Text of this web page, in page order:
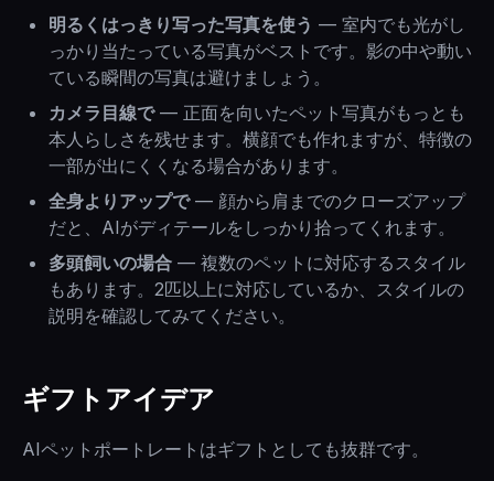
明るくはっきり写った写真を使う — 室内でも光がし
っかり当たっている写真がベストです。影の中や動い
ている瞬間の写真は避けましょう。
カメラ目線で— 正面を向いたペット写真がもっとも
本人らしさを残せます。横顔でも作れますが、特徴の
一部が出にくくなる場合があります。
全身よりアップで— 顔から肩までのクローズアップ
だと、AIがディテールをしっかり拾ってくれます。
多頭飼いの場合 — 複数のペットに対応するスタイル
もあります。2匹以上に対応しているか、スタイルの
説明を確認してみてください。
ギフトアイデア
AIペットポートレートはギフトとしても抜群です。